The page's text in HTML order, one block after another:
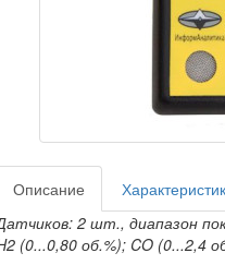
Описание
2 шт., диапазон
(0...0,80 об.%); CO (0...2,4